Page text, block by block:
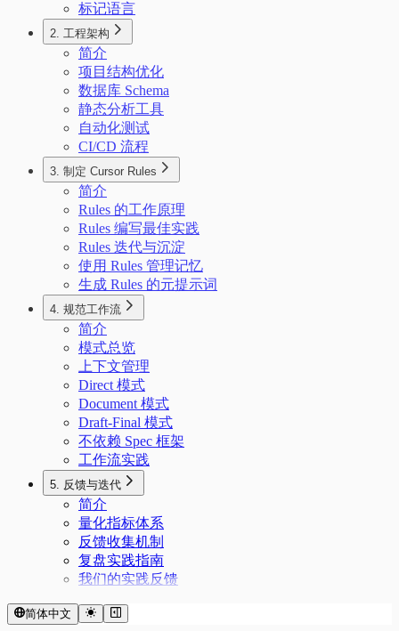
标记语言
2. 工程架构
简介
项目结构优化
数据库 Schema
静态分析工具
自动化测试
CI/CD 流程
3. 制定 Cursor Rules
简介
Rules 的工作原理
Rules 编写最佳实践
Rules 迭代与沉淀
使用 Rules 管理记忆
生成 Rules 的元提示词
4. 规范工作流
简介
模式总览
上下文管理
Direct 模式
Document 模式
Draft-Final 模式
不依赖 Spec 框架
工作流实践
5. 反馈与迭代
简介
量化指标体系
反馈收集机制
复盘实践指南
我们的实践反馈
简体中文